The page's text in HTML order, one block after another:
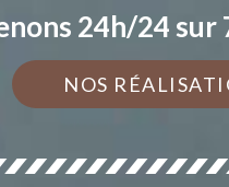
24h/24 sur
NOS